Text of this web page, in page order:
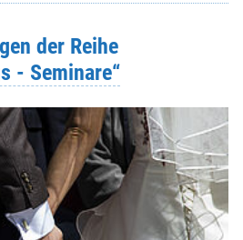
der Reihe
- Seminare“